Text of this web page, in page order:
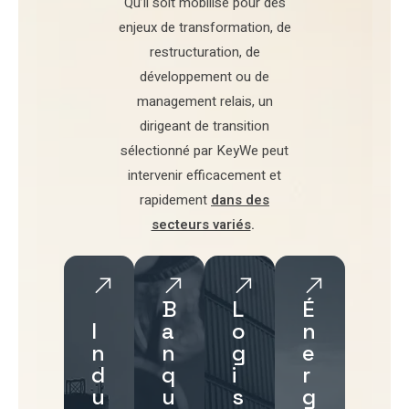
enjeux de transformation, de
restructuration, de
développementou de
management relais, un
dirigeant de transition
sélectionné par KeyWe peut
intervenir efficacement et
rapidement dans des
secteurs variés.
I
n
d
u
B
a
n
q
u
L
o
g
i
s
É
n
e
r
g